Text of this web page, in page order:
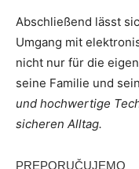
Abschließend lässt
Umgang mit
nicht nur für die
seine Familie und
und hochwertige
sicheren Alltag.